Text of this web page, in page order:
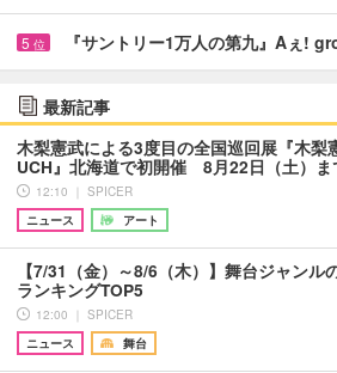
5 位 『サントリー1万人の第九』Aぇ!
最新記事
木梨憲武による3度目の全国巡回展『木梨
UCH』北海道で初開催 8月22日（土）
12:10 ｜ SPICER
ニュース
アート
【7/31（金）～8/6（木）】舞台ジャンル
ランキングTOP5
12:00 ｜ SPICER
ニュース
舞台